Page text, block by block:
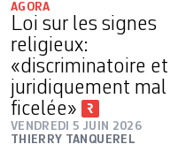
AGORA
Loi sur les signes
religieux:
«discriminatoire et
juridiquement mal
ficelée»
VENDREDI 5 JUIN 2026
THIERRY TANQUEREL